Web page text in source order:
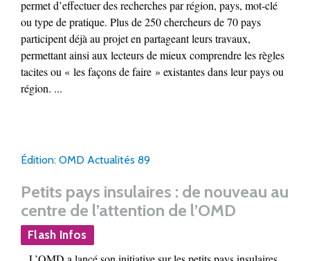
permet d’effectuer des recherches par région, pays, mot-clé
ou type de pratique. Plus de 250 chercheurs de 70 pays
participent déjà au projet en partageant leurs travaux,
permettant ainsi aux lecteurs de mieux comprendre les règles
tacites ou « les façons de faire » existantes dans leur pays ou
région. ...
Édition: OMD Actualités 89
Petits pays insulaires : de nouveau au
centre de l’attention de l’OMD
Flash Infos